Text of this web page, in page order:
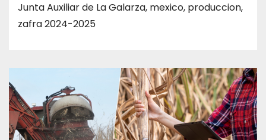
Junta Auxiliar de La Galarza, mexico, produccion,
zafra 2024-2025